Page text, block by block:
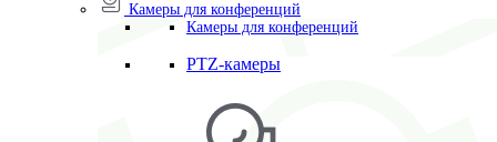
Камеры для конференций
Камеры для конференций
PTZ-камеры